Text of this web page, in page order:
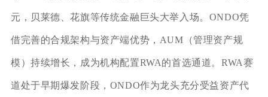
元，贝莱德、花旗等传统金融巨头大举入场。ONDO凭
借完善的合规架构与资产端优势，AUM（管理资产规
模）持续增长，成为机构配置RWA的首选通道。RWA赛
道处于早期爆发阶段，ONDO作为龙头充分受益资产代